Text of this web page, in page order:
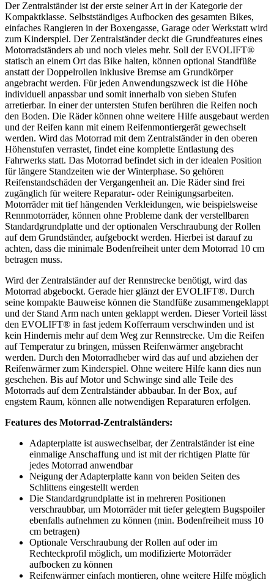
Der Zentralständer ist der erste seiner Art in der Kategorie der
Kompaktklasse. Selbstständiges Aufbocken des gesamten Bikes,
einfaches Rangieren in der Boxengasse, Garage oder Werkstatt wird
zum Kinderspiel. Der Zentralständer deckt die Grundfeatures eines
Motorradständers ab und noch vieles mehr. Soll der EVOLIFT®
statisch an einem Ort das Bike halten, können optional Standfüße
anstatt der Doppelrollen inklusive Bremse am Grundkörper
angebracht werden. Für jeden Anwendungszweck ist die Höhe
individuell anpassbar und somit innerhalb von sieben Stufen
arretierbar. In einer der untersten Stufen berühren die Reifen noch
den Boden. Die Räder können ohne weitere Hilfe ausgebaut werden
und der Reifen kann mit einem Reifenmontiergerät gewechselt
werden. Wird das Motorrad mit dem Zentralständer in den oberen
Höhenstufen verrastet, findet eine komplette Entlastung des
Fahrwerks statt. Das Motorrad befindet sich in der idealen Position
für längere Standzeiten wie der Winterphase. So gehören
Reifenstandschäden der Vergangenheit an. Die Räder sind frei
zugänglich für weitere Reparatur- oder Reinigungsarbeiten.
Motorräder mit tief hängenden Verkleidungen, wie beispielsweise
Rennmotorräder, können ohne Probleme dank der verstellbaren
Standardgrundplatte und der optionalen Verschraubung der Rollen
auf dem Grundständer, aufgebockt werden. Hierbei ist darauf zu
achten, dass die minimale Bodenfreiheit unter dem Motorrad 10 cm
betragen muss.
Wird der Zentralständer auf der Rennstrecke benötigt, wird das
Motorrad abgebockt. Gerade hier glänzt der EVOLIFT®. Durch
seine kompakte Bauweise können die Standfüße zusammengeklappt
und der Stand Arm nach unten geklappt werden. Dieser Vorteil lässt
den EVOLIFT® in fast jedem Kofferraum verschwinden und ist
kein Hindernis mehr auf dem Weg zur Rennstrecke. Um die Reifen
auf Temperatur zu bringen, müssen Reifenwärmer angebracht
werden. Durch den Motorradheber wird das auf und abziehen der
Reifenwärmer zum Kinderspiel. Ohne weitere Hilfe kann dies nun
geschehen. Bis auf Motor und Schwinge sind alle Teile des
Motorrads auf dem Zentralständer abbaubar. In der Box, auf
engstem Raum, können alle notwendigen Reparaturen erfolgen.
Features des Motorrad-Zentralständers:
Adapterplatte ist auswechselbar, der Zentralständer ist eine
einmalige Anschaffung und ist mit der richtigen Platte für
jedes Motorrad anwendbar
Neigung der Adapterplatte kann von beiden Seiten des
Schlittens eingestellt werden
Die Standardgrundplatte ist in mehreren Positionen
verschraubbar, um Motorräder mit tiefer gelegtem Bugspoiler
ebenfalls aufnehmen zu können (min. Bodenfreiheit muss 10
cm betragen)
Optionale Verschraubung der Rollen auf oder im
Rechteckprofil möglich, um modifizierte Motorräder
aufbocken zu können
Reifenwärmer einfach montieren, ohne weitere Hilfe möglich